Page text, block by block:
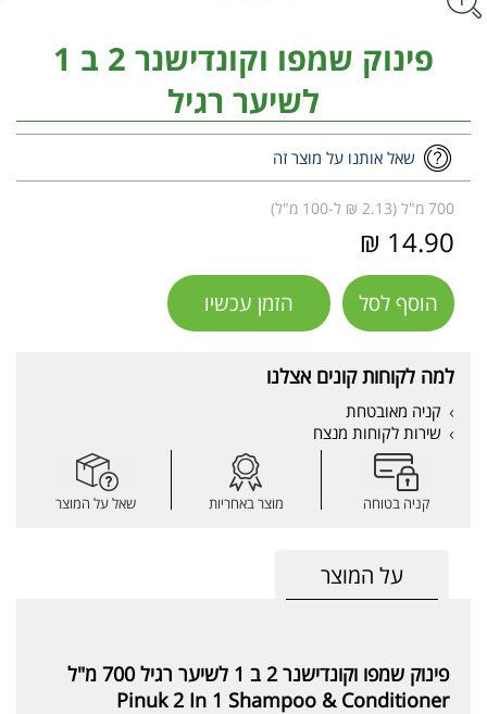
פינוק שמפו וקונדישנר 2 ב 1
לשיער רגיל
שאל אותנו על מוצר זה
700 מ"ל (2.13 ₪ ל-100 מ"ל)
14.90 ₪
הוסף לסל הזמן עכשיו
למה לקוחות קונים אצלנו
קניה מאובטחת
שירות לקוחות מנצח
קניה בטוחה מוצר באחריות שאל על המוצר
על המוצר
פינוק שמפו וקונדישנר 2 ב 1 לשיער רגיל 700 מ"ל
Pinuk 2 In 1 Shampoo & Conditioner